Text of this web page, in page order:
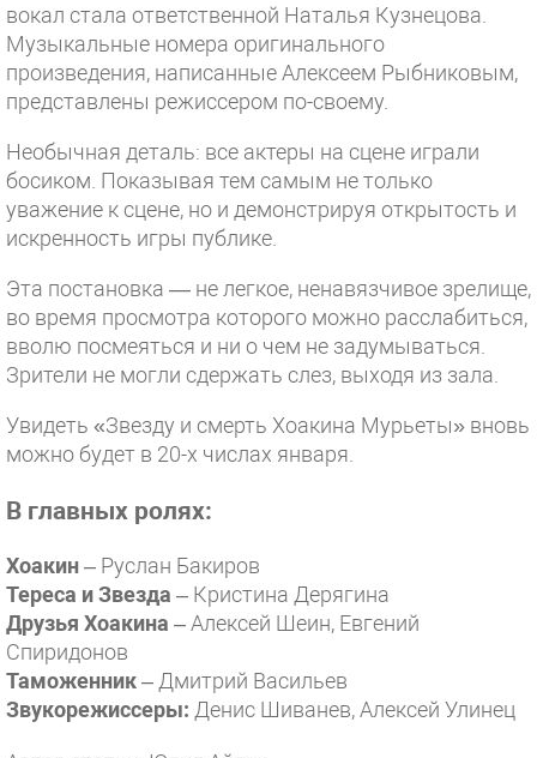
вокал стала ответственной Наталья Кузнецова.
Музыкальные номера оригинального
произведения, написанные Алексеем Рыбниковым,
представлены режиссером по-своему.
Необычная деталь: все актеры на сцене играли
босиком. Показывая тем самым не только
уважение к сцене, но и демонстрируя открытость и
искренность игры публике.
Эта постановка — не легкое, ненавязчивое зрелище,
во время просмотра которого можно расслабиться,
вволю посмеяться и ни о чем не задумываться.
Зрители не могли сдержать слез, выходя из зала.
Увидеть «Звезду и смерть Хоакина Мурьеты» вновь
можно будет в 20-х числах января.
В главных ролях:
Хоакин– Руслан Бакиров
Тереса и Звезда – Кристина Дерягина
Друзья Хоакина – Алексей Шеин, Евгений
Спиридонов
Таможенник– Дмитрий Васильев
Звукорежиссеры: Денис Шиванев, Алексей Улинец